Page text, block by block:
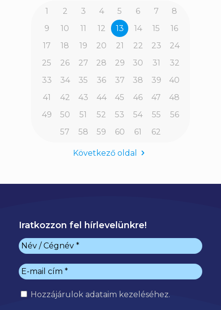
1 2 3 4 5 6 7
8
9
10 11 12 13 14 15
16
17
18 19 20 21 22 23
24
25
26 27 28 29 30 31
32
33
34 35 36 37 38 39
40
41
42 43 44 45 46 47
48
49
50 51 52 53 54 55
56
57
58 59 60 61 62
Következő oldal
Iratkozzon fel hírlevelünkre!
Hozzájárulok adataim kezeléséhez.